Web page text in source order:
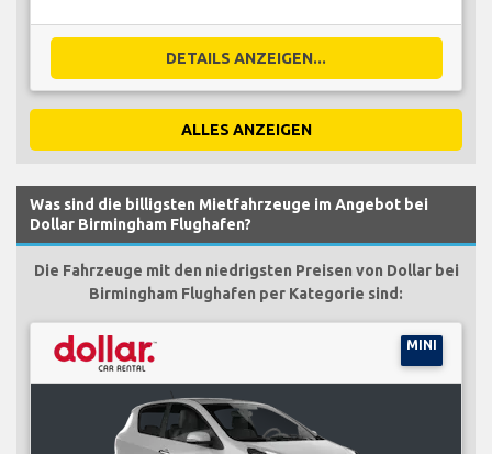
DETAILS ANZEIGEN...
ALLES ANZEIGEN
Was sind die billigsten Mietfahrzeuge im Angebot bei
Dollar Birmingham Flughafen?
Die Fahrzeuge mit den niedrigsten Preisen von Dollar bei
Birmingham Flughafen per Kategorie sind:
MINI